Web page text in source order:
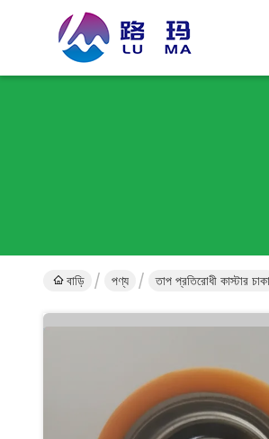
বাড়ি পণ্য তাপ প্রতিরোধী কাস্টার চাকা